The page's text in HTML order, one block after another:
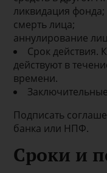
ликвидация фонда;
смерть лица;
аннулирование
Срок действия.
действуют в
времени.
Подписать
банка или НПФ.
Сроки и